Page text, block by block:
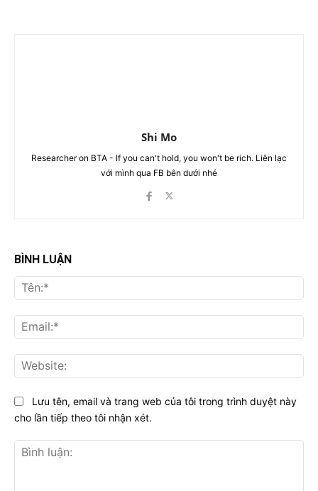
Shi Mo
Researcher on BTA - If you can't hold, you won't be rich. Liên lạc
với mình qua FB bên dưới nhé
BÌNH LUẬN
Lưu tên, email và trang web của tôi trong trình duyệt này
cho lần tiếp theo tôi nhận xét.